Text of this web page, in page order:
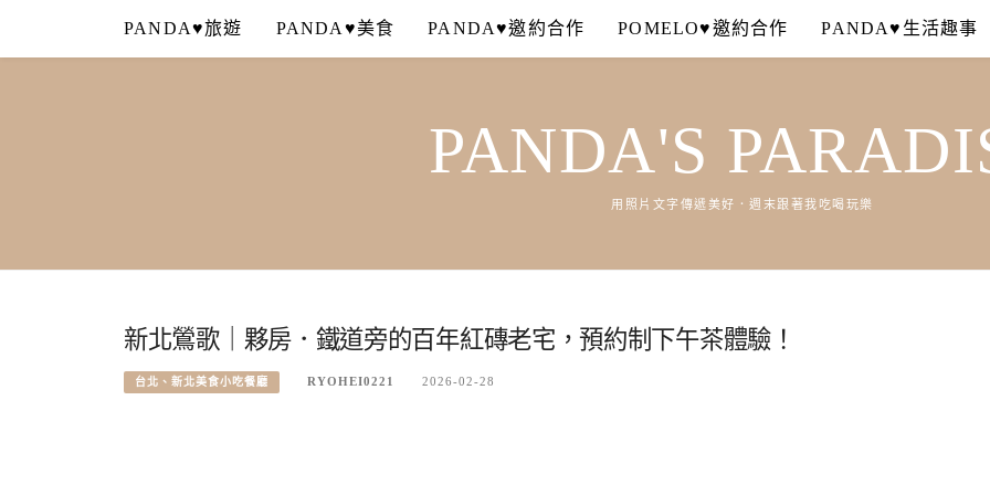
content
PANDA♥旅遊 PANDA♥美食 PANDA♥邀約合作 POMELO♥邀約合作 PANDA♥生活趣事
PANDA'S
用照片文字傳遞美好．週末跟著我吃喝玩樂
新北鶯歌｜夥房．鐵道旁的百年紅磚老宅，預約制下午茶體驗！
台北、新北美食小吃餐廳 RYOHEI0221 2026-02-28